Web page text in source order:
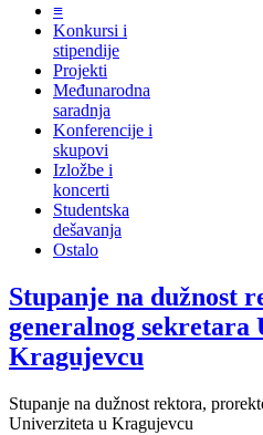
≡
Konkursi i
stipendije
Projekti
Međunarodna
saradnja
Konferencije i
skupovi
Izložbe i
koncerti
Studentska
dešavanja
Ostalo
Stupanje na dužnost
generalnog sekretara
Kragujevcu
Stupanje na dužnost rektora,
Univerziteta u Kragujevcu